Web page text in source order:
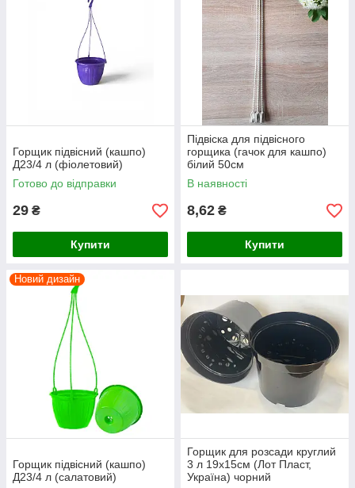
Горщик підвісний (кашпо)
Д23/4 л (фіолетовий)
Готово до відправки
29 ₴
Купити
Підвіска для підвісного
горщика (гачок для кашпо)
білий 50см
В наявності
8,62 ₴
Купити
Новий дизайн
Горщик підвісний (кашпо)
Д23/4 л (салатовий)
Горщик для розсади круглий
3 л 19х15см (Лот Пласт,
Україна) чорний